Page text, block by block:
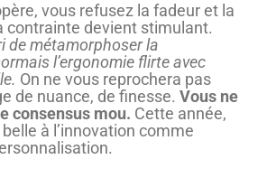
vous refusez la fadeur et la
contrainte devient stimulant.
de métamorphoser la
l’ergonomie flirte avec
On ne vous reprochera pas
de nuance, de finesse. Vous ne
consensus mou. Cette année,
à l’innovation comme